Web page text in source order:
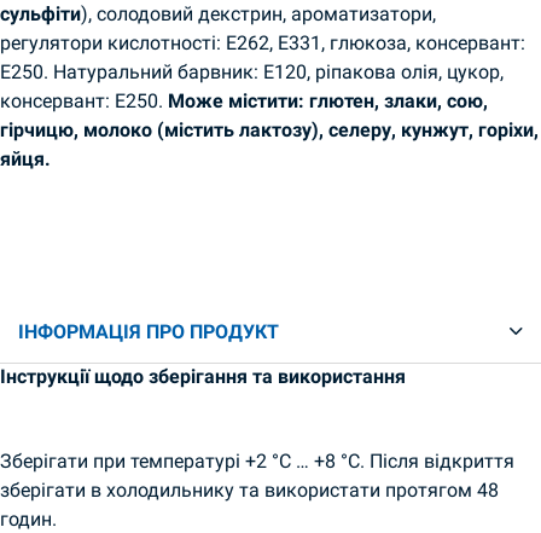
сульфіти), солодовий декстрин, ароматизатори,
регулятори кислотності: E262, E331, глюкоза, консервант:
E250. Натуральний барвник: E120, ріпакова олія, цукор,
консервант: E250. Може містити: глютен, злаки, сою,
гірчицю, молоко (містить лактозу), селеру, кунжут, горіхи,
яйця.
ІНФОРМАЦІЯ ПРО ПРОДУКТ
Інструкції щодо зберігання та використання
Зберігати при температурі +2 °C … +8 °C. Після відкриття
зберігати в холодильнику та використати протягом 48
годин.